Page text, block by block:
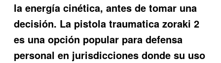
la energía cinética, antes de tomar una
decisión. La pistola traumatica zoraki 2
es una opción popular para defensa
personal en jurisdicciones donde su uso